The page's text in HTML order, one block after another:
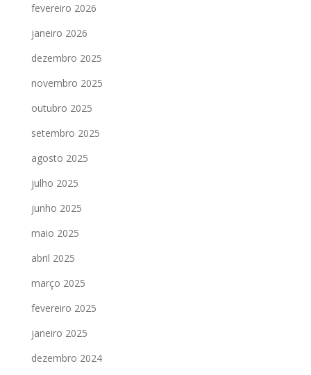
fevereiro 2026
janeiro 2026
dezembro 2025
novembro 2025
outubro 2025
setembro 2025
agosto 2025
julho 2025
junho 2025
maio 2025
abril 2025
março 2025
fevereiro 2025
janeiro 2025
dezembro 2024